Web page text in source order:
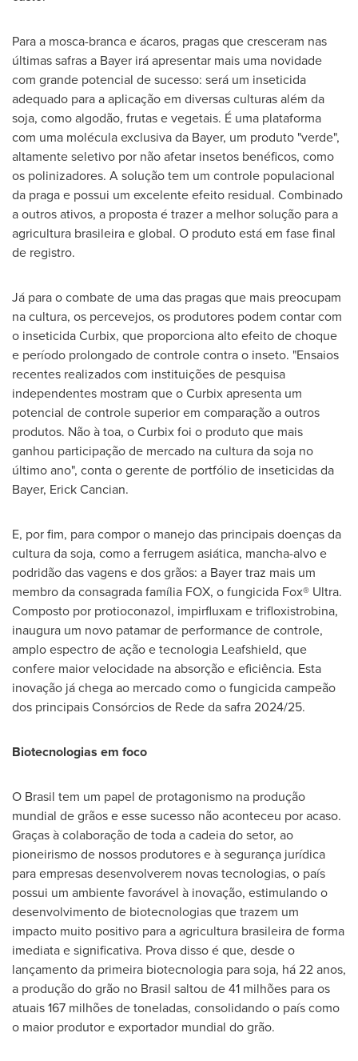
Para a mosca-branca e ácaros, pragas que cresceram nas
últimas safras a Bayer irá apresentar mais uma novidade
com grande potencial de sucesso: será um inseticida
adequado para a aplicação em diversas culturas além da
soja, como algodão, frutas e vegetais. É uma plataforma
com uma molécula exclusiva da Bayer, um produto "verde",
altamente seletivo por não afetar insetos benéficos, como
os polinizadores. A solução tem um controle populacional
da praga e possui um excelente efeito residual. Combinado
a outros ativos, a proposta é trazer a melhor solução para a
agricultura brasileira e global. O produto está em fase final
de registro.
Já para o combate de uma das pragas que mais preocupam
na cultura, os percevejos, os produtores podem contar com
o inseticida Curbix, que proporciona alto efeito de choque
e período prolongado de controle contra o inseto. "Ensaios
recentes realizados com instituições de pesquisa
independentes mostram que o Curbix apresenta um
potencial de controle superior em comparação a outros
produtos. Não à toa, o Curbix foi o produto que mais
ganhou participação de mercado na cultura da soja no
último ano", conta o gerente de portfólio de inseticidas da
Bayer, Erick Cancian.
E, por fim, para compor o manejo das principais doenças da
cultura da soja, como a ferrugem asiática, mancha-alvo e
podridão das vagens e dos grãos: a Bayer traz mais um
membro da consagrada família FOX, o fungicida Fox® Ultra.
Composto por protioconazol, impirfluxam e trifloxistrobina,
inaugura um novo patamar de performance de controle,
amplo espectro de ação e tecnologia Leafshield, que
confere maior velocidade na absorção e eficiência. Esta
inovação já chega ao mercado como o fungicida campeão
dos principais Consórcios de Rede da safra 2024/25.
Biotecnologias em foco
O Brasil tem um papel de protagonismo na produção
mundial de grãos e esse sucesso não aconteceu por acaso.
Graças à colaboração de toda a cadeia do setor, ao
pioneirismo de nossos produtores e à segurança jurídica
para empresas desenvolverem novas tecnologias, o país
possui um ambiente favorável à inovação, estimulando o
desenvolvimento de biotecnologias que trazem um
impacto muito positivo para a agricultura brasileira de forma
imediata e significativa. Prova disso é que, desde o
lançamento da primeira biotecnologia para soja, há 22 anos,
a produção do grão no Brasil saltou de 41 milhões para os
atuais 167 milhões de toneladas, consolidando o país como
o maior produtor e exportador mundial do grão.